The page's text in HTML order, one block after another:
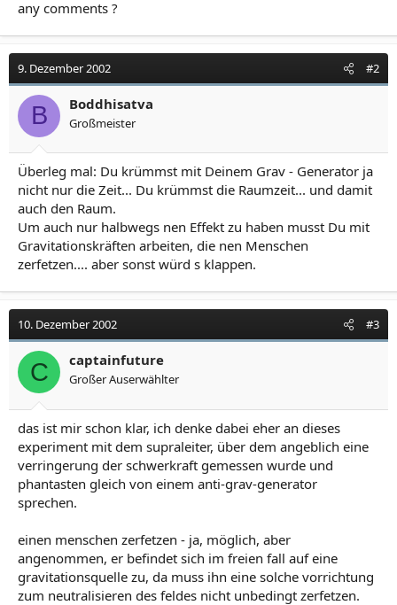
any comments ?
9. Dezember 2002 #2
B Boddhisatva
Großmeister
Überleg mal: Du krümmst mit Deinem Grav - Generator ja
nicht nur die Zeit... Du krümmst die Raumzeit... und damit
auch den Raum.
Um auch nur halbwegs nen Effekt zu haben musst Du mit
Gravitationskräften arbeiten, die nen Menschen
zerfetzen.... aber sonst würd s klappen.
10. Dezember 2002 #3
C captainfuture
Großer Auserwählter
das ist mir schon klar, ich denke dabei eher an dieses
experiment mit dem supraleiter, über dem angeblich eine
verringerung der schwerkraft gemessen wurde und
phantasten gleich von einem anti-grav-generator
sprechen.
einen menschen zerfetzen - ja, möglich, aber
angenommen, er befindet sich im freien fall auf eine
gravitationsquelle zu, da muss ihn eine solche vorrichtung
zum neutralisieren des feldes nicht unbedingt zerfetzen.